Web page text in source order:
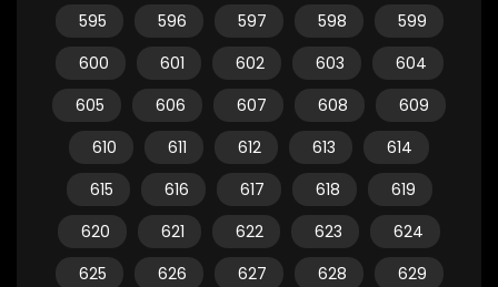
595
596 597 598
599
600
601 602 603
604
605
606 607 608
609
610
611 612 613
614
615
616 617 618
619
620
621 622 623
624
625
626 627 628
629